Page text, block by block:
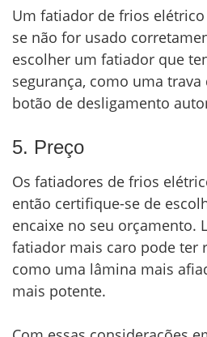
Um fatiador de frios
se não for usado
escolher um fatiador que
segurança, como uma
botão de desligamento
5. Preço
Os fatiadores de frios
então certifique-se de
encaixe no seu orçamento.
fatiador mais caro pode ter
como uma lâmina mais
mais potente.